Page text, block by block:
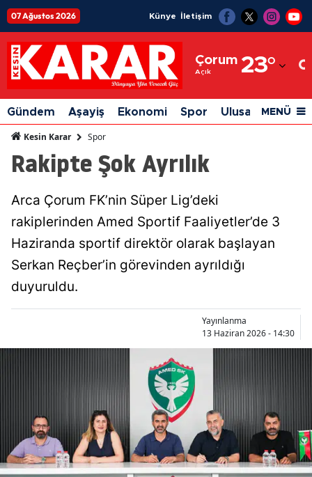
07 Ağustos 2026 Künye İletişim
Çorum
Açık 23°
Adıyaman
Afyonkarahisar
Ağrı
Amasya
Antalya
Artvin
Aydın
Bilecik
Bitlis
Bolu
Burdur
Bursa
Gündem Aşayiş Ekonomi Spor Ulusal Siyaset
MENÜ
Kesin Karar Spor
Rakipte Şok Ayrılık
Arca Çorum FK’nin Süper Lig’deki
rakiplerinden Amed Sportif Faaliyetler’de 3
Haziranda sportif direktör olarak başlayan
Serkan Reçber’in görevinden ayrıldığı
duyuruldu.
Yayınlanma
13 Haziran 2026 - 14:30